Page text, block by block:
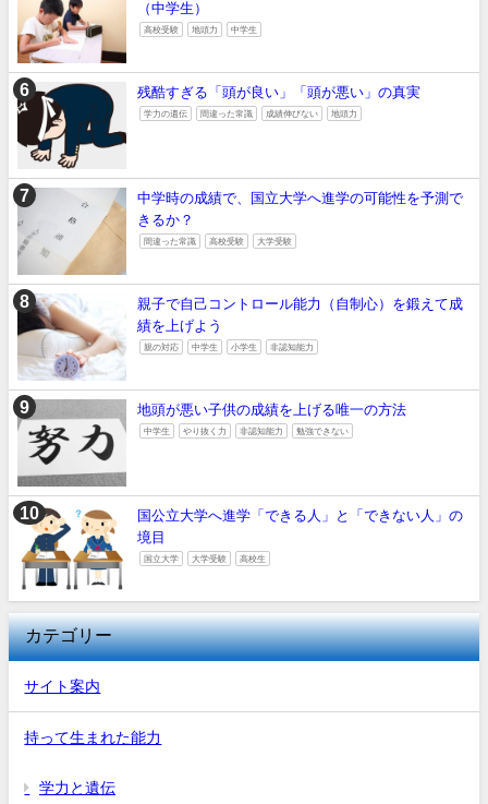
（中学生）
高校受験 地頭力 中学生
残酷すぎる「頭が良い」「頭が悪い」の真実
学力の遺伝 間違った常識 成績伸びない 地頭力
中学時の成績で、国立大学へ進学の可能性を予測で
きるか？
間違った常識 高校受験 大学受験
親子で自己コントロール能力（自制心）を鍛えて成
績を上げよう
親の対応 中学生 小学生 非認知能力
地頭が悪い子供の成績を上げる唯一の方法
中学生 やり抜く力 非認知能力 勉強できない
国公立大学へ進学「できる人」と「できない人」の
境目
国立大学 大学受験 高校生
カテゴリー
サイト案内
持って生まれた能力
学力と遺伝